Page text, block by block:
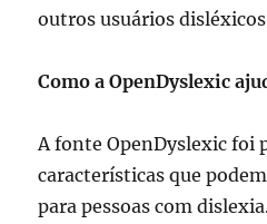
outros usuários
Como a OpenDyslexic
A fonte OpenDyslexic foi
características que
para pessoas com